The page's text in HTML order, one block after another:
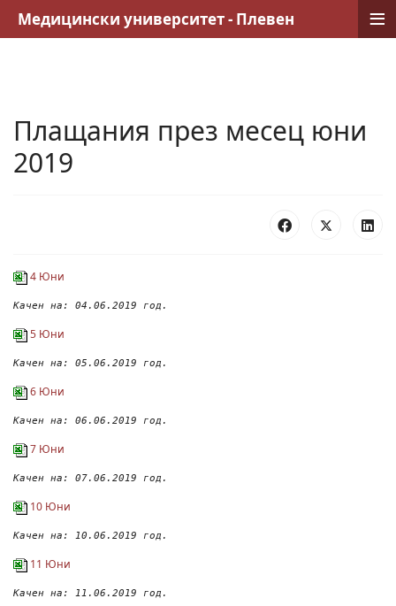
Плащания през месец юни
2019
4 Юни
Качен на: 04.06.2019 год.
5 Юни
Качен на: 05.06.2019 год.
6 Юни
Качен на: 06.06.2019 год.
7 Юни
Качен на: 07.06.2019 год.
10 Юни
Качен на: 10.06.2019 год.
11 Юни
Качен на: 11.06.2019 год.
Медицински университет - Плевен ≡